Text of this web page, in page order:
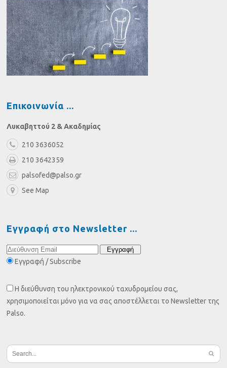
Επικοινωνία
Λυκαβηττού 2 & Ακαδημίας
210 3636052
210 3642359
palsofed@palso.gr
See Map
Εγγραφή στο Newsletter
Εγγραφή / Subscribe
Η διεύθυνση του ηλεκτρονικού ταχυδρομείου σας,
χρησιμοποιείται μόνο για να σας αποστέλλεται το Newsletter της
Palso.